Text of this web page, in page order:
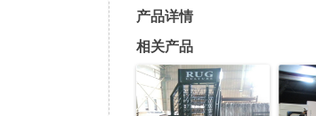
产品详情
相关产品